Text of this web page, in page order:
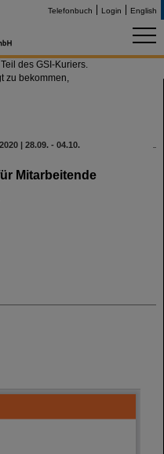
Telefonbuch Login English
des GSI-Kuriers.
zu bekommen,
| 28.09. - 04.10.
Mitarbeitende